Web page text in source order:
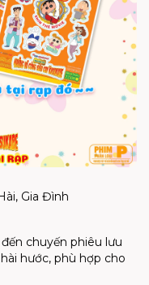
Gia Đình
chuyến phiêu lưu
hước, phù hợp cho